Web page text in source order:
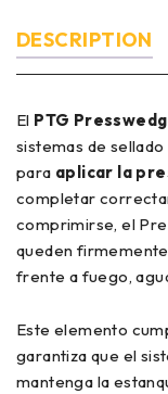
DESCRIPTION
El PTG
sistemas de
para aplicar la
completar
comprimirse, el
queden
frente a fuego,
Este elemento
garantiza que el
mantenga la